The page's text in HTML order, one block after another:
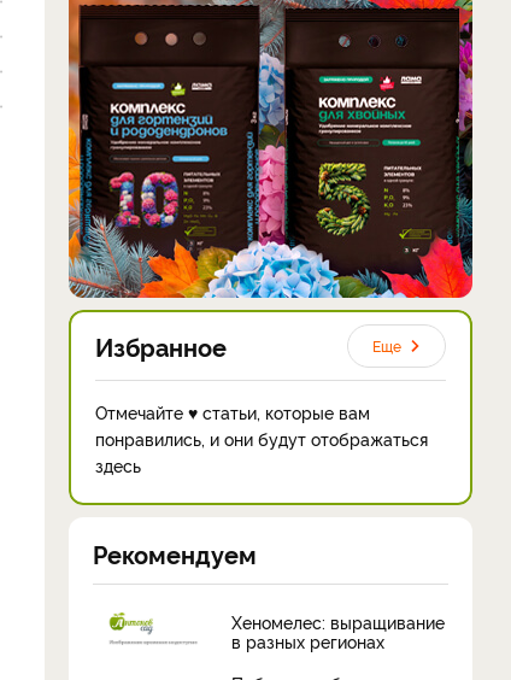
Избранное Еще
Отмечайте ♥ статьи, которые вам
понравились, и они будут отображаться
здесь
Рекомендуем
Хеномелес: выращивание
в разных регионах